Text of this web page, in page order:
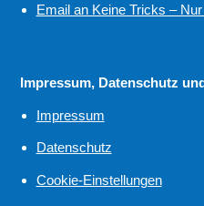
Email an Keine Tricks –
Impressum, Datenschutz
Impressum
Datenschutz
Cookie-Einstellungen